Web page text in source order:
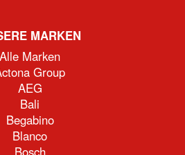
MARKEN
Alle Marken
Group
AEG
Bali
Begabino
Blanco